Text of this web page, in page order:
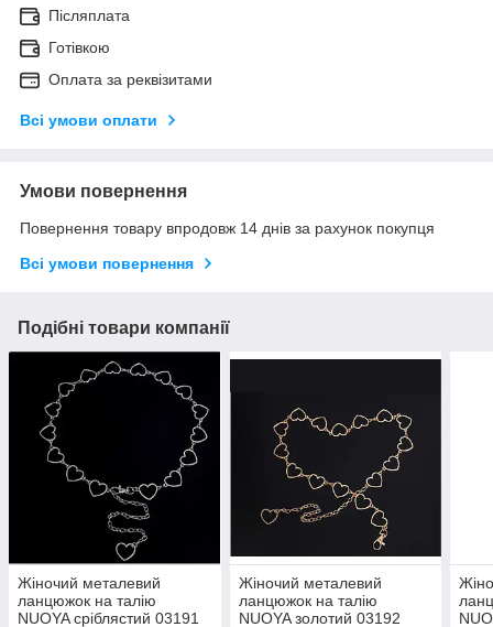
Післяплата
Готівкою
Оплата за реквізитами
Всі умови оплати
Умови повернення
Повернення товару впродовж 14 днів за рахунок покупця
Всі умови повернення
Подібні товари компанії
Жіночий металевий
ланцюжок на талію
NUOYA сріблястий 03191
Жіночий металевий
ланцюжок на талію
NUOYA золотий 03192